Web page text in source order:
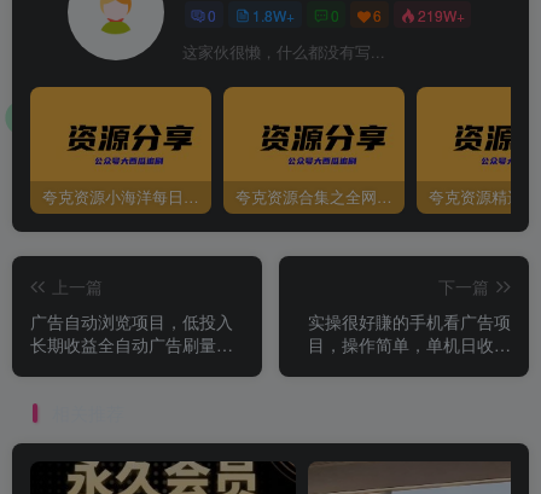
0 1.8W+ 0 6 219W+
这家伙很懒，什么都没有写...
夸克资源小海洋每日更新资源大汇总（持续更新） 夸克资源合集之全网影视 夸克资源精选
上一篇
广告自动浏览项目，低投入
长期收益全自动广告刷量，
下一篇
实操很好賺的手机看广告项
目，操作简单，单机日收益